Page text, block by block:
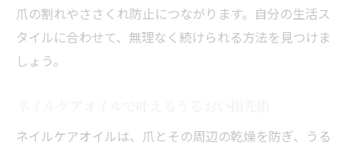
爪の割れやささくれ防止につながります。自分の生活ス
タイルに合わせて、無理なく続けられる方法を見つけま
しょう。
ネイルケアオイルは、爪とその周辺の乾燥を防ぎ、うる